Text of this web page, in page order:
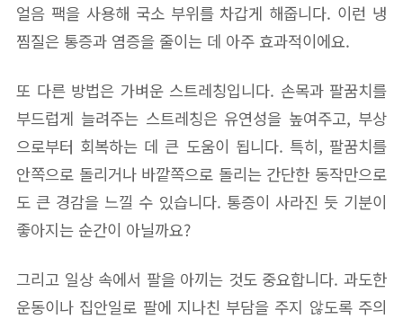
얼음 팩을 사용해 국소 부위를 차갑게 해줍니다. 이런 냉
찜질은 통증과 염증을 줄이는 데 아주 효과적이에요.
또 다른 방법은 가벼운 스트레칭입니다. 손목과 팔꿈치를
부드럽게 늘려주는 스트레칭은 유연성을 높여주고, 부상
으로부터 회복하는 데 큰 도움이 됩니다. 특히, 팔꿈치를
안쪽으로 돌리거나 바깥쪽으로 돌리는 간단한 동작만으로
도 큰 경감을 느낄 수 있습니다. 통증이 사라진 듯 기분이
좋아지는 순간이 아닐까요?
그리고 일상 속에서 팔을 아끼는 것도 중요합니다. 과도한
운동이나 집안일로 팔에 지나친 부담을 주지 않도록 주의